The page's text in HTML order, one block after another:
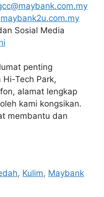
maybank2u.com.my
Sosial Media
penting
Hi-Tech Park,
alamat lengkap
kami kongsikan.
membantu dan
, Kulim, Maybank